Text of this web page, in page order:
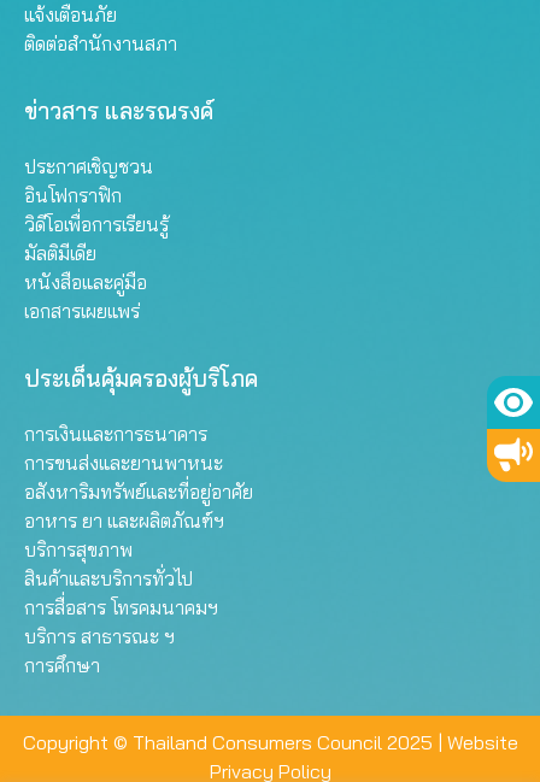
แจ้งเตือนภัย
ติดต่อสำนักงานสภา
ข่าวสาร และรณรงค์
ประกาศเชิญชวน
อินโฟกราฟิก
วิดีโอเพื่อการเรียนรู้
มัลติมีเดีย
หนังสือและคู่มือ
เอกสารเผยแพร่
ประเด็นคุ้มครองผู้บริโภค
การเงินและการธนาคาร
การขนส่งและยานพาหนะ
อสังหาริมทรัพย์และที่อยู่อาศัย
อาหาร ยา และผลิตภัณฑ์ฯ
บริการสุขภาพ
สินค้าและบริการทั่วไป
การสื่อสาร โทรคมนาคมฯ
บริการ สาธารณะ ฯ
การศึกษา
Copyright © Thailand Consumers Council 2025 | Website
Privacy Policy